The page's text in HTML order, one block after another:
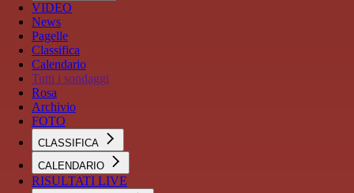
VIDEO
News
Pagelle
Classifica
Calendario
Tutti i sondaggi
Rosa
Archivio
FOTO
CLASSIFICA
CALENDARIO
RISULTATI LIVE